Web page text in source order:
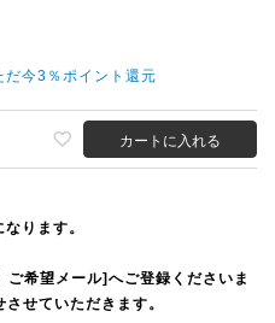
今3％ポイント還元
カートに入れる
ります。
希望メール]へご登録くださいま
せていただきます。